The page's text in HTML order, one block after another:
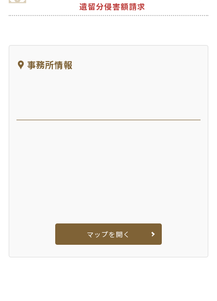
遺留分侵害額請求
事務所情報
マップを開く